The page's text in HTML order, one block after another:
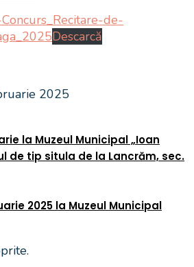
de-
Descarcă
2025
la Muzeul Municipal „Ioan
de tip situla de la Lancrăm, sec.
2025 la Muzeul Municipal